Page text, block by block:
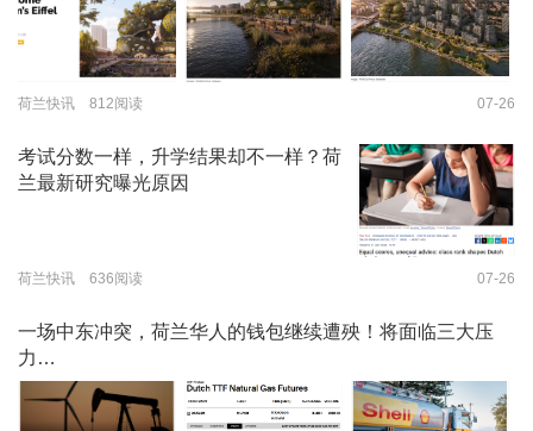
荷兰快讯 812阅读 07-26
考试分数一样，升学结果却不一样？荷
兰最新研究曝光原因
荷兰快讯 636阅读 07-26
一场中东冲突，荷兰华人的钱包继续遭殃！将面临三大压
力…